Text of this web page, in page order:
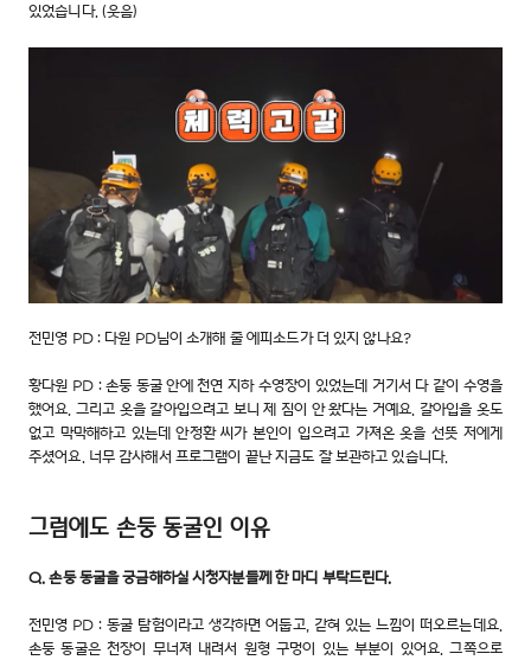
있었습니다. (웃음)
전민영 PD : 다원 PD님이 소개해 줄 에피소드가 더 있지 않나요?
황다원 PD : 손둥 동굴 안에 천연 지하 수영장이 있었는데 거기서 다 같이 수영을
했어요. 그리고 옷을 갈아입으려고 보니 제 짐이 안 왔다는 거예요. 갈아입을 옷도
없고 막막해하고 있는데 안정환 씨가 본인이 입으려고 가져온 옷을 선뜻 저에게
주셨어요. 너무 감사해서 프로그램이 끝난 지금도 잘 보관하고 있습니다.
그럼에도 손둥 동굴인 이유
Q. 손둥 동굴을 궁금해하실 시청자분들께 한 마디 부탁드린다.
전민영 PD : 동굴 탐험이라고 생각하면 어둡고, 갇혀 있는 느낌이 떠오르는데요.
손둥 동굴은 천장이 무너져 내려서 원형 구멍이 있는 부분이 있어요. 그쪽으로